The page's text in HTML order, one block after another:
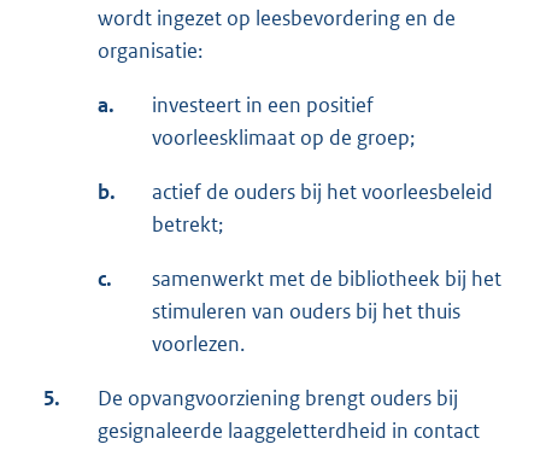
wordt ingezet op leesbevordering en de
organisatie:
a.
investeert in een positief
voorleesklimaat op de groep;
b.
actief de ouders bij het voorleesbeleid
betrekt;
c.
samenwerkt met de bibliotheek bij het
stimuleren van ouders bij het thuis
voorlezen.
5.
De opvangvoorziening brengt ouders bij
gesignaleerde laaggeletterdheid in contact